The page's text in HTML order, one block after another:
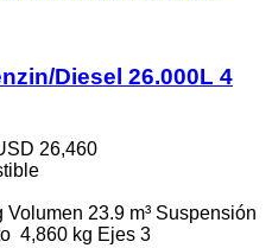
Diesel 26.000L 4
26,460
Volumen 23.9 m³ Suspensión
4,860 kg Ejes 3